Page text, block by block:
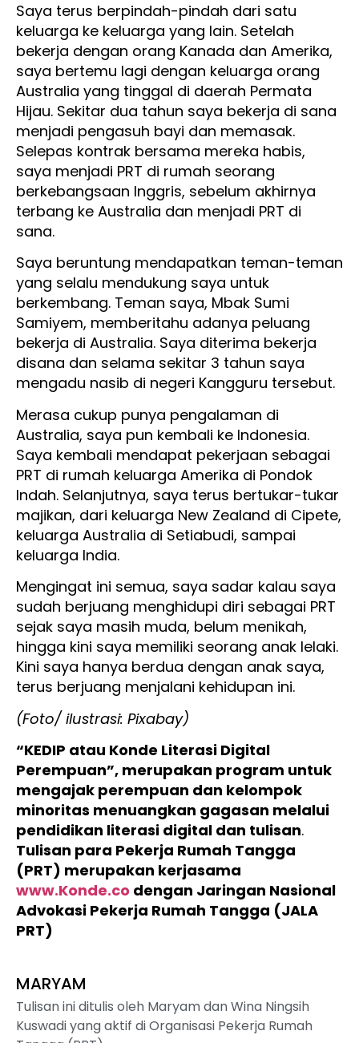
Saya terus berpindah-pindah dari satu
keluarga ke keluarga yang lain. Setelah
bekerja dengan orang Kanada dan Amerika,
saya bertemu lagi dengan keluarga orang
Australia yang tinggal di daerah Permata
Hijau. Sekitar dua tahun saya bekerja di sana
menjadi pengasuh bayi dan memasak.
Selepas kontrak bersama mereka habis,
saya menjadi PRT di rumah seorang
berkebangsaan Inggris, sebelum akhirnya
terbang ke Australia dan menjadi PRT di
sana.
Saya beruntung mendapatkan teman-teman
yang selalu mendukung saya untuk
berkembang. Teman saya, Mbak Sumi
Samiyem, memberitahu adanya peluang
bekerja di Australia. Saya diterima bekerja
disana dan selama sekitar 3 tahun saya
mengadu nasib di negeri Kangguru tersebut.
Merasa cukup punya pengalaman di
Australia, saya pun kembali ke Indonesia.
Saya kembali mendapat pekerjaan sebagai
PRT di rumah keluarga Amerika di Pondok
Indah. Selanjutnya, saya terus bertukar-tukar
majikan, dari keluarga New Zealand di Cipete,
keluarga Australia di Setiabudi, sampai
keluarga India.
Mengingat ini semua, saya sadar kalau saya
sudah berjuang menghidupi diri sebagai PRT
sejak saya masih muda, belum menikah,
hingga kini saya memiliki seorang anak lelaki.
Kini saya hanya berdua dengan anak saya,
terus berjuang menjalani kehidupan ini.
(Foto/ ilustrasi: Pixabay)
“KEDIP atau Konde Literasi Digital
Perempuan”, merupakan program untuk
mengajak perempuan dan kelompok
minoritas menuangkan gagasan melalui
pendidikan literasi digital dan tulisan.
Tulisan para Pekerja Rumah Tangga
(PRT) merupakan kerjasama
www.Konde.co dengan Jaringan Nasional
Advokasi Pekerja Rumah Tangga (JALA
PRT)
MARYAM
Tulisan ini ditulis oleh Maryam dan Wina Ningsih
Kuswadi yang aktif di Organisasi Pekerja Rumah